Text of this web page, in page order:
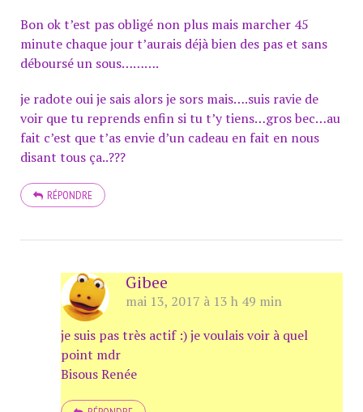
Bon ok t’est pas obligé non plus mais marcher 45
minute chaque jour t’aurais déjà bien des pas et sans
déboursé un sous……….
je radote oui je sais alors je sors mais….suis ravie de
voir que tu reprends enfin si tu t’y tiens…gros bec…au
fait c’est que t’as envie d’un cadeau en fait en nous
disant tous ça..???
RÉPONDRE
Gibee
mai 13, 2017 à 13 h 49 min
je suis pas très actif :) je voulais voir à quel
point mdr
Bisous Renée